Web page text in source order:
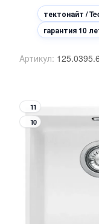
тектонайт /
гарантия 10
Артикул:
11
10